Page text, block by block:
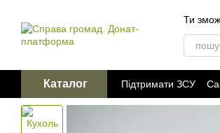
Ти
Каталог Підтримати ЗСУ